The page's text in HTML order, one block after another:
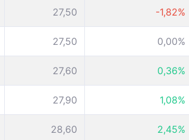
27,50 -1,82%
27,50 0,00%
27,60 0,36%
27,90 1,08%
28,60 2,45%